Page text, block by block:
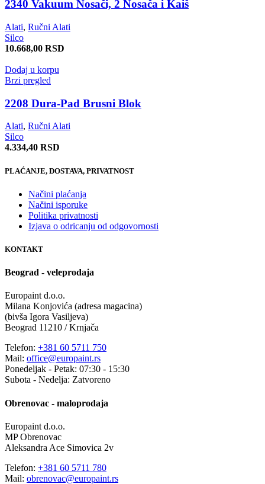
2340 Vakuum Nosači, 2 Nosača i Kaiš
Alati, Ručni Alati
Silco
10.668,00 RSD
Dodaj u korpu
Brzi pregled
2208 Dura-Pad Brusni Blok
Alati, Ručni Alati
Silco
4.334,40 RSD
PLAĆANJE, DOSTAVA, PRIVATNOST
Načini plaćanja
Načini isporuke
Politika privatnosti
Izjava o odricanju od odgovornosti
KONTAKT
Beograd - veleprodaja
Europaint d.o.o.
Milana Konjovića (adresa magacina)
(bivša Igora Vasiljeva)
Beograd 11210 / Krnjača
Telefon: +381 60 5711 750
Mail: office@europaint.rs
Ponedeljak - Petak: 07:30 - 15:30
Subota - Nedelja: Zatvoreno
Obrenovac - maloprodaja
Europaint d.o.o.
MP Obrenovac
Aleksandra Ace Simovica 2v
Telefon: +381 60 5711 780
Mail: obrenovac@europaint.rs